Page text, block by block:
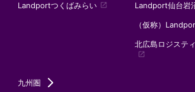
Landportつくばみらい launch Landport仙台岩
（仮称）
北広島ロジステ
launch
九州圏